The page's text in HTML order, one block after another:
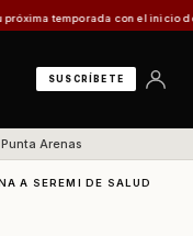
con el inicio de
SUSCRÍBETE
Arenas
A SEREMI DE SALUD